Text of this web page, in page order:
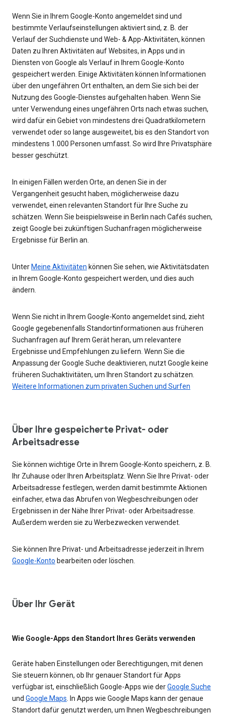
Wenn Sie in Ihrem Google-Konto angemeldet sind und
bestimmte Verlaufseinstellungen aktiviert sind, z. B. der
Verlauf der Suchdienste und Web- & App-Aktivitäten, können
Daten zu Ihren Aktivitäten auf Websites, in Apps und in
Diensten von Google als Verlauf in Ihrem Google-Konto
gespeichert werden. Einige Aktivitäten können Informationen
über den ungefähren Ort enthalten, an dem Sie sich bei der
Nutzung des Google-Dienstes aufgehalten haben. Wenn Sie
unter Verwendung eines ungefähren Orts nach etwas suchen,
wird dafür ein Gebiet von mindestens drei Quadratkilometern
verwendet oder so lange ausgeweitet, bis es den Standort von
mindestens 1.000 Personen umfasst. So wird Ihre Privatsphäre
besser geschützt.
In einigen Fällen werden Orte, an denen Sie in der
Vergangenheit gesucht haben, möglicherweise dazu
verwendet, einen relevanten Standort für Ihre Suche zu
schätzen. Wenn Sie beispielsweise in Berlin nach Cafés suchen,
zeigt Google bei zukünftigen Suchanfragen möglicherweise
Ergebnisse für Berlin an.
UnterMeine Aktivitäten können Sie sehen, wie Aktivitätsdaten
in Ihrem Google-Konto gespeichert werden, und dies auch
ändern.
Wenn Sie nicht in Ihrem Google-Konto angemeldet sind, zieht
Google gegebenenfalls Standortinformationen aus früheren
Suchanfragen auf Ihrem Gerät heran, um relevantere
Ergebnisse und Empfehlungen zu liefern. Wenn Sie die
Anpassung der Google Suche deaktivieren, nutzt Google keine
früheren Suchaktivitäten, um Ihren Standort zu schätzen.
Weitere Informationen zum privaten Suchen und Surfen
Über Ihre gespeicherte Privat- oder
Arbeitsadresse
Sie können wichtige Orte in Ihrem Google-Konto speichern, z. B.
Ihr Zuhause oder Ihren Arbeitsplatz. Wenn Sie Ihre Privat- oder
Arbeitsadresse festlegen, werden damit bestimmte Aktionen
einfacher, etwa das Abrufen von Wegbeschreibungen oder
Ergebnissen in der Nähe Ihrer Privat- oder Arbeitsadresse.
Außerdem werden sie zu Werbezwecken verwendet.
Sie können Ihre Privat- und Arbeitsadresse jederzeit in Ihrem
Google-Konto bearbeiten oder löschen.
Über Ihr Gerät
Wie Google-Apps den Standort Ihres Geräts verwenden
Geräte haben Einstellungen oder Berechtigungen, mit denen
Sie steuern können, ob Ihr genauer Standort für Apps
verfügbar ist, einschließlich Google-Apps wie derGoogle Suche
und Google Maps. In Apps wie Google Maps kann der genaue
Standort dafür genutzt werden, um Ihnen Wegbeschreibungen